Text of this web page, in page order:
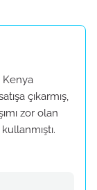
Kenya
çıkarmış,
zor olan